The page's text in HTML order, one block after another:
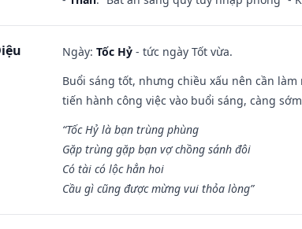
Ngày: Tốc Hỷ - tức ngày Tốt vừa.
Buổi sáng tốt, nhưng chiều xấu nên cần
tiến hành công việc vào buổi sáng, càng
“Tốc Hỷ là bạn trùng phùng
Gặp trùng gặp bạn vợ chồng sánh đôi
Có tài có lộc hẳn hoi
Cầu gì cũng được mừng vui thỏa lòng”